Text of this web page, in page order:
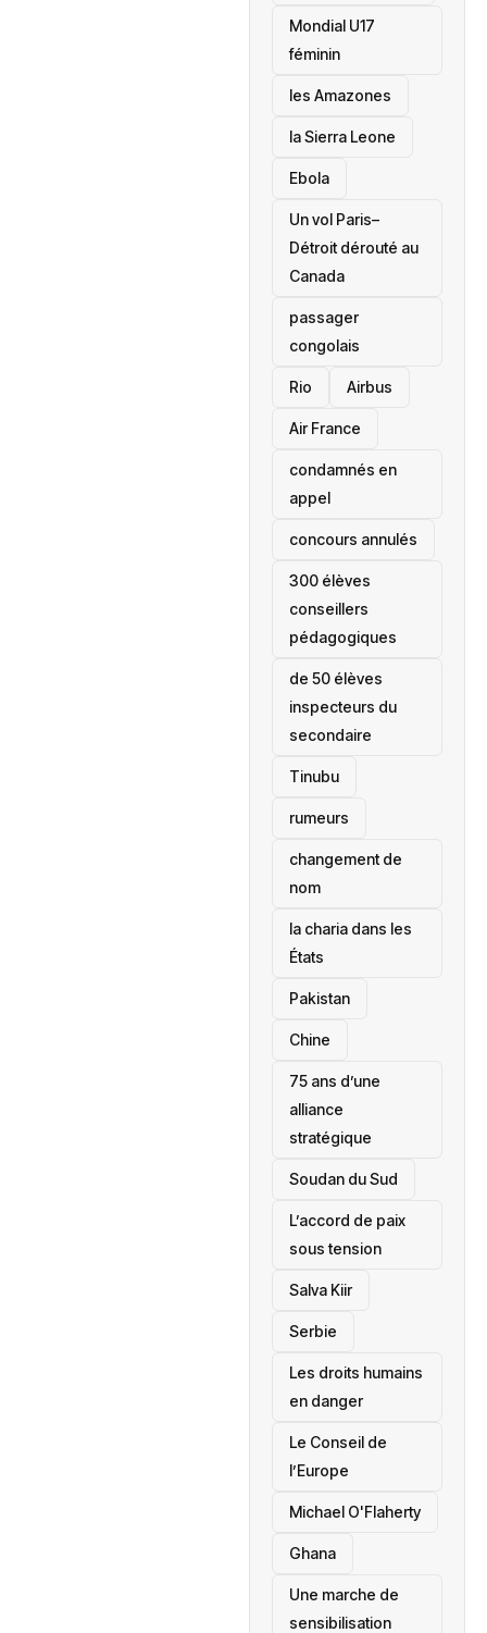
Mondial U17
féminin
les Amazones
la Sierra Leone
‎Ebola
Un vol Paris–
Détroit dérouté au
Canada
passager
congolais
Rio Airbus
Air France
condamnés en
appel
concours annulés
300 élèves
conseillers
pédagogiques
de 50 élèves
inspecteurs du
secondaire
Tinubu
rumeurs
changement de
nom
la charia dans les
États
‎Pakistan
Chine
75 ans d’une
alliance
stratégique
‎Soudan du Sud
L’accord de paix
sous tension
Salva Kiir
‎Serbie
Les droits humains
en danger
‎Le Conseil de
l’Europe
Michael O'Flaherty
‎Ghana
Une marche de
sensibilisation